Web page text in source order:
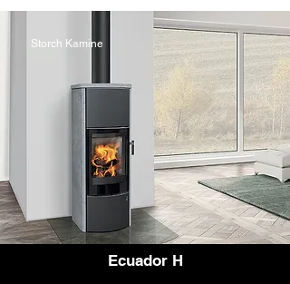
Storch Kamine
Ecuador H